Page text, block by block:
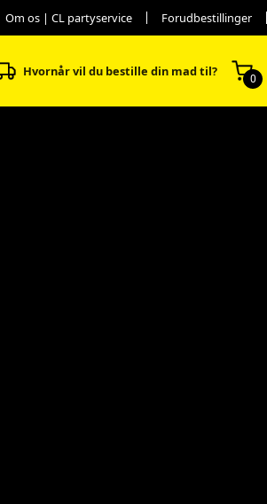
Om os | CL partyservice Forudbestillinger
Hvornår vil du bestille din mad til? 0